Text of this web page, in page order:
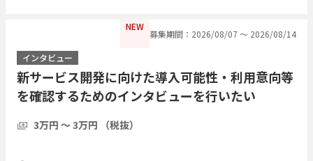
NEW
募集期間：2026/08/07 〜 2026/08/14
インタビュー
新サービス開発に向けた導入可能性・利用意向等
を確認するためのインタビューを行いたい
3万円 〜 3万円 （税抜）